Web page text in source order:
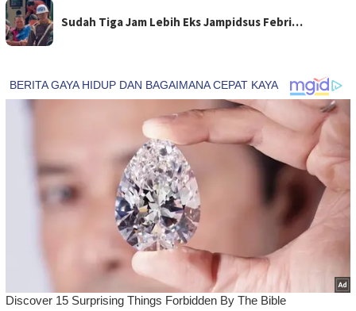
Sudah Tiga Jam Lebih Eks Jampidsus Febri…